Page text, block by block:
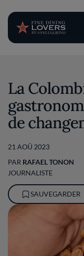
La
de
21 AOÛ 2023
PAR RAFAEL TONON
JOURNALISTE
SAUVEGARDER